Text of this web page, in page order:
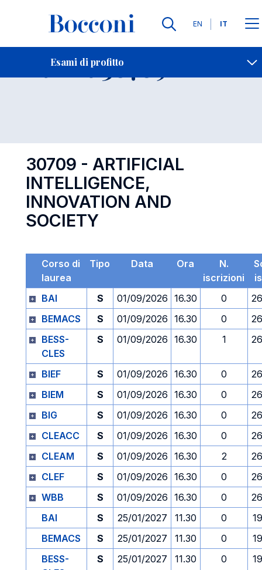
Lingue
EN IT
Esami di profitto
Contatti
Esame 30709 Open
30709 - ARTIFICIAL
INTELLIGENCE,
INNOVATION AND
SOCIETY
Corso di
laurea
Tipo Data Ora
N.
iscrizioni
BAI
S 01/09/2026 16.30 0
BEMACS
S 01/09/2026 16.30 0
BESS-
CLES
S 01/09/2026 16.30 1
BIEF S 01/09/2026 16.30 0
BIEM
S 01/09/2026 16.30 0
BIG
S 01/09/2026 16.30 0
CLEACC
S 01/09/2026 16.30 0
CLEAM
S 01/09/2026 16.30 2
CLEF
S 01/09/2026 16.30 0
WBB
S 01/09/2026 16.30 0
BAI
S 25/01/2027 11.30 0
BEMACS
S 25/01/2027 11.30 0
BESS-
S 25/01/2027 11.30 0